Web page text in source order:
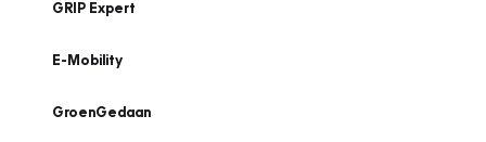
GRIP Expert
E-Mobility
GroenGedaan